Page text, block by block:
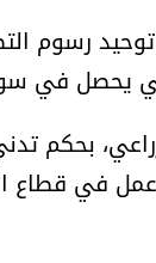
رسوم
يحصل في
بحكم
عمل في قطاع